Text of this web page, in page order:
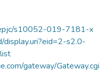
и
дисциплинам,
требований к
s10052-019-7181-x
display.uri?eid=2-s2.0-
gateway/Gateway.cgi